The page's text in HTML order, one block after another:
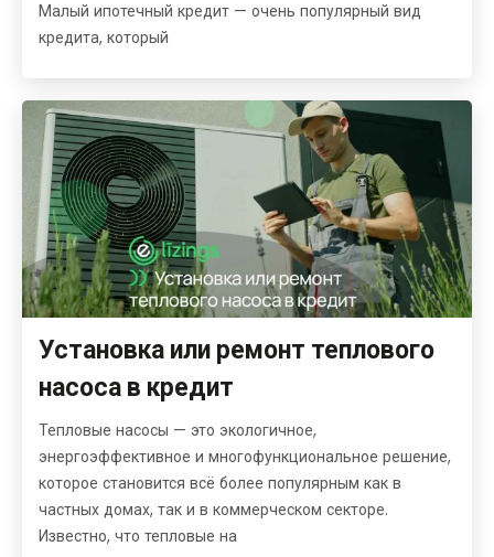
Малый ипотечный кредит — очень популярный вид
кредита, который
Установка или ремонт теплового
насоса в кредит
Тепловые насосы — это экологичное,
энергоэффективное и многофункциональное решение,
которое становится всё более популярным как в
частных домах, так и в коммерческом секторе.
Известно, что тепловые на